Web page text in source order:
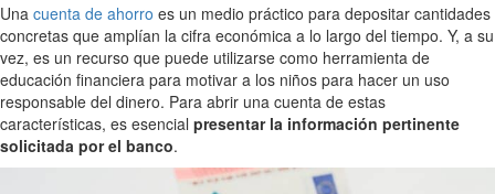
Una cuenta de ahorro es un medio práctico para depositar cantidades
concretas que amplían la cifra económica a lo largo del tiempo. Y, a su
vez, es un recurso que puede utilizarse como herramienta de
educación financiera para motivar a los niños para hacer un uso
responsable del dinero. Para abrir una cuenta de estas
características, es esencial presentar la información pertinente
solicitada por el banco.